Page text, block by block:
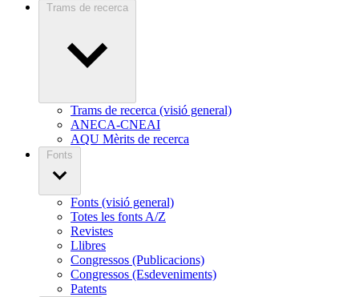
Trams de recerca
Trams de recerca (visió general)
ANECA-CNEAI
AQU Mèrits de recerca
Fonts
Fonts (visió general)
Totes les fonts A/Z
Revistes
Llibres
Congressos (Publicacions)
Congressos (Esdeveniments)
Patents